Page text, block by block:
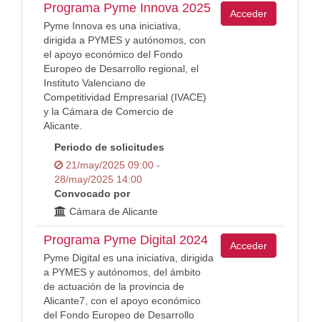
Programa Pyme Innova 2025
Pyme Innova es una iniciativa,
dirigida a PYMES y autónomos, con
el apoyo económico del Fondo
Europeo de Desarrollo regional, el
Instituto Valenciano de
Competitividad Empresarial (IVACE)
y la Cámara de Comercio de
Alicante.
Periodo de solicitudes
21/may/2025 09:00 -
28/may/2025 14:00
Convocado por
Cámara de Alicante
Acceder
Programa Pyme Digital 2024
Pyme Digital es una iniciativa, dirigida
a PYMES y autónomos, del ámbito
de actuación de la provincia de
Alicante7, con el apoyo económico
del Fondo Europeo de Desarrollo
Acceder